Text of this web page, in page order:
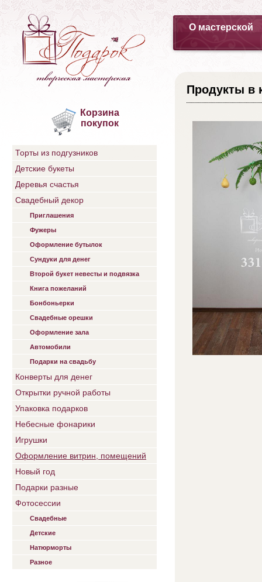
Корзина
покупок
Торты из подгузников
Детские букеты
Деревья счастья
Свадебный декор
Приглашения
Фужеры
Оформление бутылок
Сундуки для денег
Второй букет невесты и подвязка
Книга пожеланий
Бонбоньерки
Свадебные орешки
Оформление зала
Автомобили
Подарки на свадьбу
Конверты для денег
Открытки ручной работы
Упаковка подарков
Небесные фонарики
Игрушки
Оформление витрин, помещений
Новый год
Подарки разные
Фотосессии
Свадебные
Детские
Натюрморты
Разное
О мастерской
Продукты в